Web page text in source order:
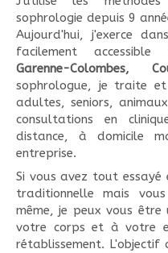
sophrologie depuis 9
Aujourd'hui, j'exerce
facilement
Garenne-Colombes,
sophrologue, je traite et
adultes, seniors,
consultations en
distance, à domicile
entreprise.
Si vous avez tout essayé
traditionnelle mais
même, je peux vous
votre corps et à votre
rétablissement. L'objectif